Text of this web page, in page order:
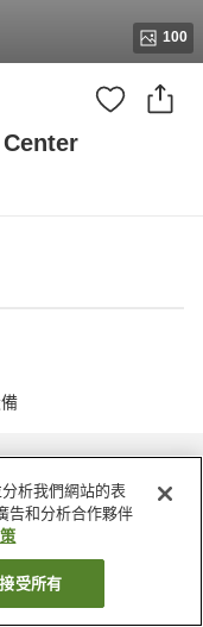
100
析我們網站的表
告和分析合作夥伴
接受所有